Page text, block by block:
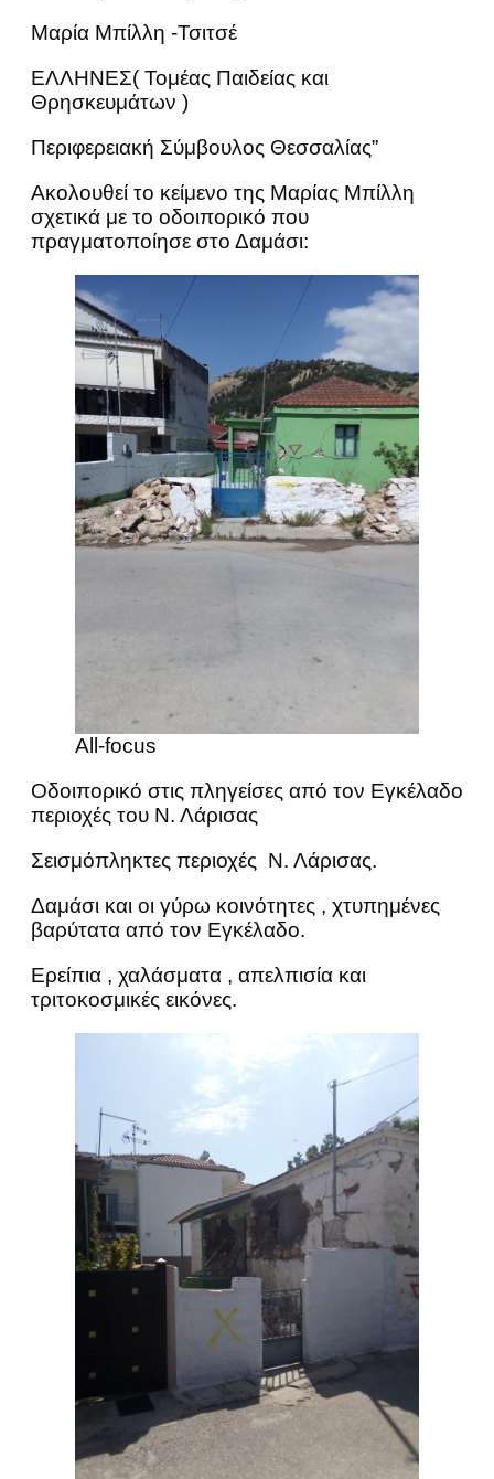
Μαρία Μπίλλη -Τσιτσέ
ΕΛΛΗΝΕΣ( Τομέας Παιδείας και
Θρησκευμάτων )
Περιφερειακή Σύμβουλος Θεσσαλίας”
Ακολουθεί το κείμενο της Μαρίας Μπίλλη
σχετικά με το οδοιπορικό που
πραγματοποίησε στο Δαμάσι:
All-focus
Οδοιπορικό στις πληγείσες από τον Εγκέλαδο
περιοχές του Ν. Λάρισας
Σεισμόπληκτες περιοχές Ν. Λάρισας.
Δαμάσι και οι γύρω κοινότητες , χτυπημένες
βαρύτατα από τον Εγκέλαδο.
Ερείπια , χαλάσματα , απελπισία και
τριτοκοσμικές εικόνες.